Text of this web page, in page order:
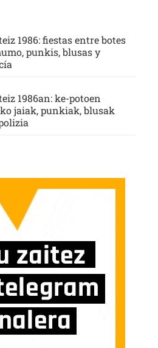
1986: fiestas entre botes
punkis, blusas y
1986an: ke-potoen
jaiak, punkiak, blusak